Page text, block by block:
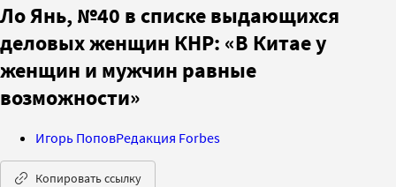
Ло Янь, №40 в списке выдающихся
деловых женщин КНР: «В Китае у
женщин и мужчин равные
возможности»
Игорь ПоповРедакция Forbes
Копировать ссылку